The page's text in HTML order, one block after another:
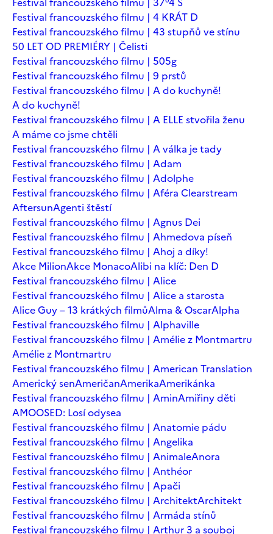
Festival francouzského filmu | 4 KRÁT D
Festival francouzského filmu | 43 stupňů ve stínu
50 LET OD PREMIÉRY | Čelisti
Festival francouzského filmu | 505g
Festival francouzského filmu | 9 prstů
Festival francouzského filmu | A do kuchyně!
A do kuchyně!
Festival francouzského filmu | A ELLE stvořila ženu
A máme co jsme chtěli
Festival francouzského filmu | A válka je tady
Festival francouzského filmu | Adam
Festival francouzského filmu | Adolphe
Festival francouzského filmu | Aféra Clearstream
AftersunAgenti štěstí
Festival francouzského filmu | Agnus Dei
Festival francouzského filmu | Ahmedova píseň
Festival francouzského filmu | Ahoj a díky!
Akce MilionAkce MonacoAlibi na klíč: Den D
Festival francouzského filmu | Alice
Festival francouzského filmu | Alice a starosta
Alice Guy – 13 krátkých filmůAlma & OscarAlpha
Festival francouzského filmu | Alphaville
Festival francouzského filmu | Amélie z Montmartru
Amélie z Montmartru
Festival francouzského filmu | American Translation
Americký senAmeričanAmerikaAmerikánka
Festival francouzského filmu | AminAmiřiny děti
AMOOSED: Losí odysea
Festival francouzského filmu | Anatomie pádu
Festival francouzského filmu | Angelika
Festival francouzského filmu | AnimaleAnora
Festival francouzského filmu | Anthéor
Festival francouzského filmu | Apači
Festival francouzského filmu | ArchitektArchitekt
Festival francouzského filmu | Armáda stínů
Festival francouzského filmu | Arthur 3 a souboj